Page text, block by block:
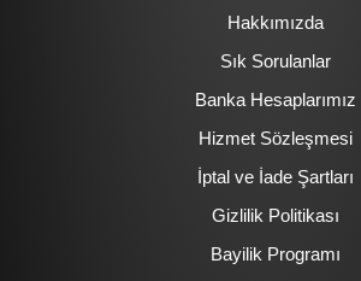
Hakkımızda
Sık Sorulanlar
Banka Hesaplarımız
Hizmet Sözleşmesi
İptal ve İade Şartları
Gizlilik Politikası
Bayilik Programı